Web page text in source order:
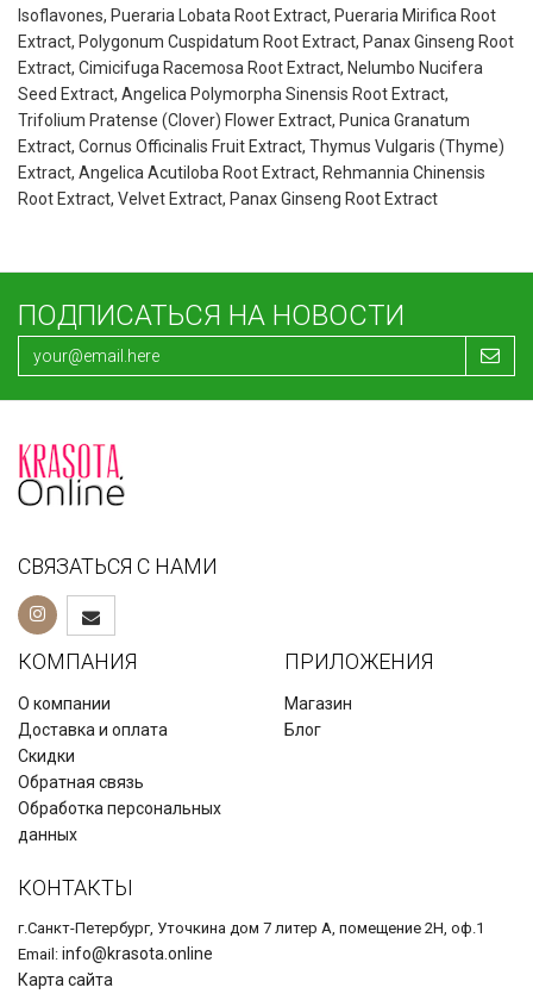
Isoflavones, Pueraria Lobata Root Extract, Pueraria Mirifica Root
Extract, Polygonum Cuspidatum Root Extract, Panax Ginseng Root
Extract, Cimicifuga Racemosa Root Extract, Nelumbo Nucifera
Seed Extract, Angelica Polymorpha Sinensis Root Extract,
Trifolium Pratense (Clover) Flower Extract, Punica Granatum
Extract, Cornus Officinalis Fruit Extract, Thymus Vulgaris (Thyme)
Extract, Angelica Acutiloba Root Extract, Rehmannia Chinensis
Root Extract, Velvet Extract, Panax Ginseng Root Extract
ПОДПИСАТЬСЯ НА НОВОСТИ
СВЯЗАТЬСЯ С НАМИ
КОМПАНИЯ
О компании
Доставка и оплата
Скидки
Обратная связь
Обработка персональных
данных
ПРИЛОЖЕНИЯ
Магазин
Блог
КОНТАКТЫ
г.Санкт-Петербург, Уточкина дом 7 литер А, помещение 2Н, оф.1
Email: info@krasota.online
Карта сайта